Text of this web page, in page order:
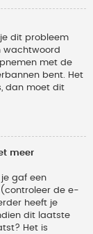
dit probleem
wachtwoord
met de
bent. Het
dan moet dit
meer
je gaf een
de e-
heeft je
dit laatste
Het is